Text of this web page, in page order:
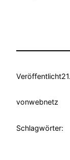
Veröffentlicht
vonwebnetz
Schlagwörter: